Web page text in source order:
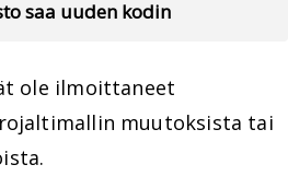
saa uuden kodin
ole ilmoittaneet
muutoksista tai